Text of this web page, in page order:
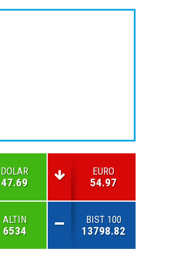
DOLAR
47.69
EURO
54.97
ALTIN
6534
BIST 100
13798.82